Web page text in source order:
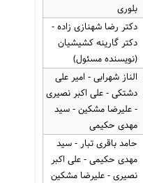
بلوری
دکتر رضا شهنازی زاده -
دکتر گارینه کشیشیان
(نویسنده مسئول)
الناز شهرابی - امیر علی
دشتکی - علی اکبر نصیری
- علیرضا مشکین - سید
مهدی حکیمی
حامد باقری تبار - سید
مهدی حکیمی - علی اکبر
نصیری - علیرضا مشکین